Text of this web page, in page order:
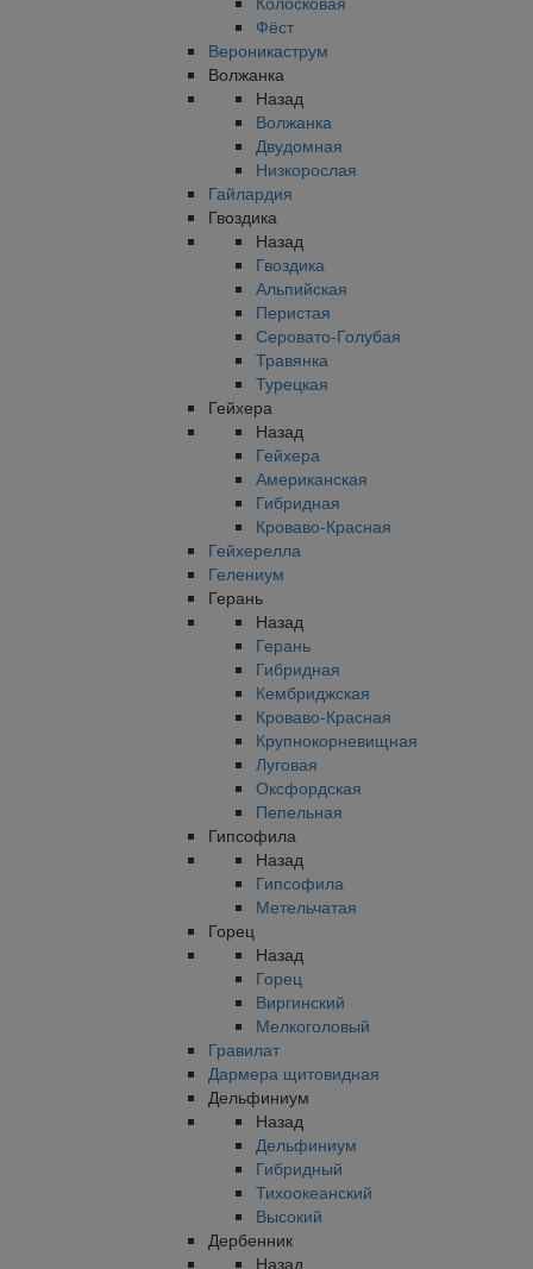
Фёст
Вероникаструм
Волжанка
Назад
Волжанка
Двудомная
Низкорослая
Гайлардия
Гвоздика
Назад
Гвоздика
Альпийская
Перистая
Серовато-Голубая
Травянка
Турецкая
Гейхера
Назад
Гейхера
Американская
Гибридная
Кроваво-Красная
Гейхерелла
Гелениум
Герань
Назад
Герань
Гибридная
Кембриджская
Кроваво-Красная
Крупнокорневищная
Луговая
Оксфордская
Пепельная
Гипсофила
Назад
Гипсофила
Метельчатая
Горец
Назад
Горец
Виргинский
Мелкоголовый
Гравилат
Дармера щитовидная
Дельфиниум
Назад
Дельфиниум
Гибридный
Тихоокеанский
Высокий
Дербенник
Назад